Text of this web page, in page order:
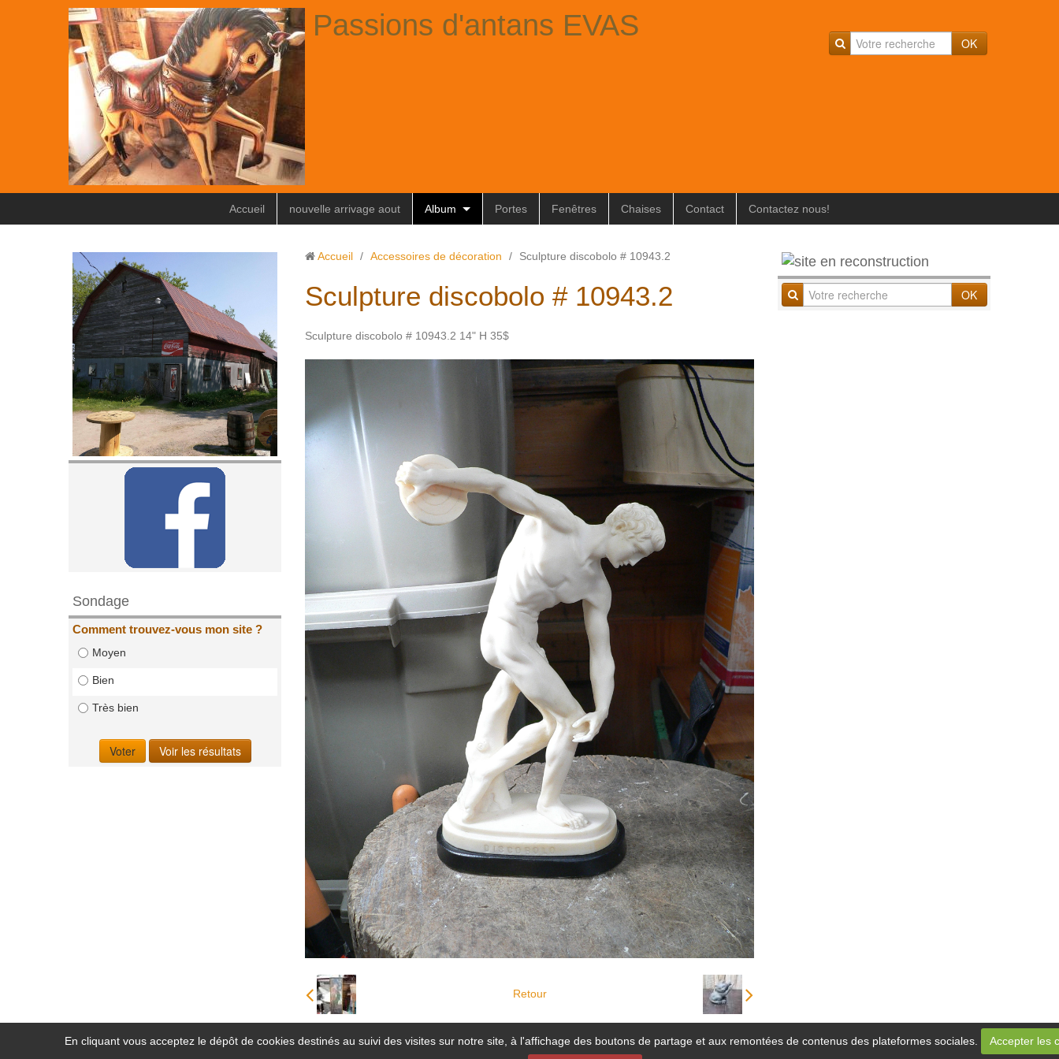
OK
Passions d'antans EVAS
Accueil nouvelle arrivage aout Album Portes Fenêtres Chaises Contact Contactez nous!
Sondage
Comment trouvez-vous mon site ?
Moyen
Bien
Très bien
Accueil / Accessoires de décoration / Sculpture discobolo # 10943.2
Sculpture discobolo # 10943.2
Sculpture discobolo # 10943.2 14" H 35$
Retour
OK
En cliquant vous acceptez le dépôt de cookies destinés au suivi des visites sur notre site, à l'affichage des boutons de partage et aux remontées de contenus des plateformes sociales. Accepter les